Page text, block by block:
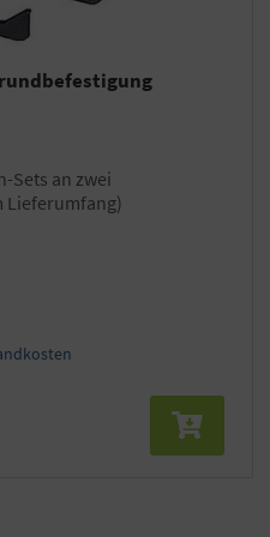
Lieferumfang)